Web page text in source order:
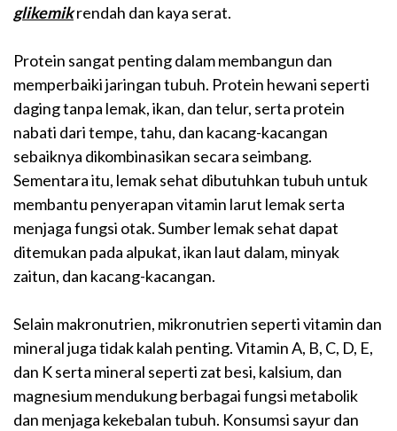
glikemikrendah dan kaya serat.
Protein sangat penting dalam membangun dan
memperbaiki jaringan tubuh. Protein hewani seperti
daging tanpa lemak, ikan, dan telur, serta protein
nabati dari tempe, tahu, dan kacang-kacangan
sebaiknya dikombinasikan secara seimbang.
Sementara itu, lemak sehat dibutuhkan tubuh untuk
membantu penyerapan vitamin larut lemak serta
menjaga fungsi otak. Sumber lemak sehat dapat
ditemukan pada alpukat, ikan laut dalam, minyak
zaitun, dan kacang-kacangan.
Selain makronutrien, mikronutrien seperti vitamin dan
mineral juga tidak kalah penting. Vitamin A, B, C, D, E,
dan K serta mineral seperti zat besi, kalsium, dan
magnesium mendukung berbagai fungsi metabolik
dan menjaga kekebalan tubuh. Konsumsi sayur dan